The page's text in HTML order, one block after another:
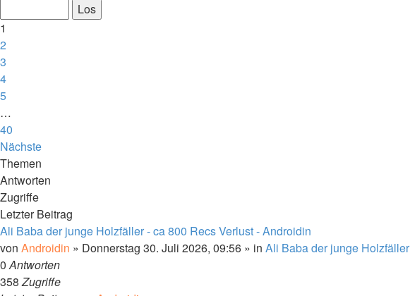
1
2
3
4
5
…
40
Nächste
Themen
Antworten
Zugriffe
Letzter Beitrag
Ali Baba der junge Holzfäller - ca 800 Recs Verlust - Androidin
von Androidin » Donnerstag 30. Juli 2026, 09:56 » in Ali Baba der junge Holzfäller
0Antworten
358Zugriffe